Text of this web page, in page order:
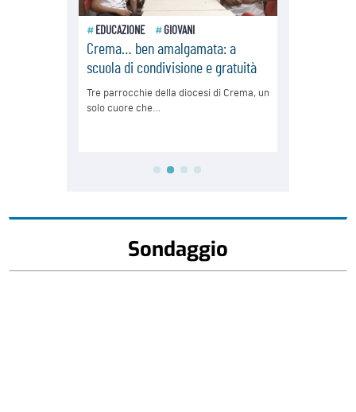
Sondaggio